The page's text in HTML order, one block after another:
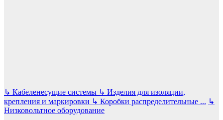
↳ Кабеленесущие системы ↳ Изделия для изоляции,
крепления и маркировки ↳ Коробки распределительные ... ↳
Низковольтное оборудование